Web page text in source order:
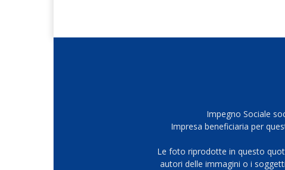
Impegno Sociale
Impresa beneficiaria per
Le foto riprodotte in questo
autori delle immagini o i